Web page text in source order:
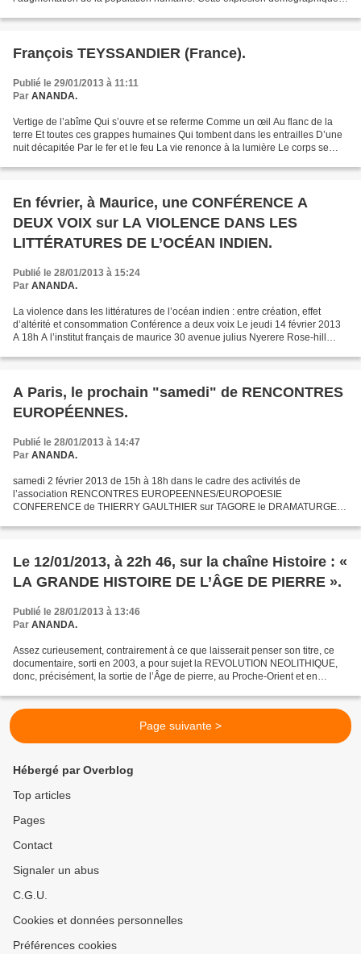
François TEYSSANDIER (France).
Publié le 29/01/2013 à 11:11
Par ANANDA.
Vertige de l’abîme Qui s’ouvre et se referme Comme un œil Au flanc de la
terre Et toutes ces grappes humaines Qui tombent dans les entrailles D’une
nuit décapitée Par le fer et le feu La vie renonce à la lumière Le corps se
En février, à Maurice, une CONFÉRENCE A
DEUX VOIX sur LA VIOLENCE DANS LES
LITTÉRATURES DE L’OCÉAN INDIEN.
Publié le 28/01/2013 à 15:24
Par ANANDA.
La violence dans les littératures de l’océan indien : entre création, effet
d’altérité et consommation Conférence a deux voix Le jeudi 14 février 2013
A 18h A l’institut français de maurice 30 avenue julius Nyerere Rose-hill
A Paris, le prochain "samedi" de RENCONTRES
EUROPÉENNES.
Publié le 28/01/2013 à 14:47
Par ANANDA.
samedi 2 février 2013 de 15h à 18h dans le cadre des activités de
l’association RENCONTRES EUROPEENNES/EUROPOESIE
CONFERENCE de THIERRY GAULTHIER sur TAGORE le DRAMATURGE
Métro Gare...
Le 12/01/2013, à 22h 46, sur la chaîne Histoire : «
LA GRANDE HISTOIRE DE L’ÂGE DE PIERRE ».
Publié le 28/01/2013 à 13:46
Par ANANDA.
Assez curieusement, contrairement à ce que laisserait penser son titre, ce
documentaire, sorti en 2003, a pour sujet la REVOLUTION NEOLITHIQUE,
donc, précisément, la sortie de l’Âge de pierre, au Proche-Orient et en
Page suivante >
Hébergé par Overblog
Top articles
Pages
Contact
Signaler un abus
C.G.U.
Cookies et données personnelles
Préférences cookies